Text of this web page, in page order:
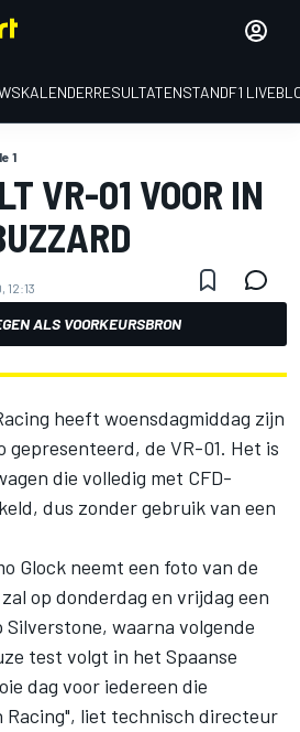
KALENDERRESULTATENSTANDF1
1
VR-01 VOOR IN
12:13
ALS VOORKEURSBRON
heeft woensdagmiddag zijn
gepresenteerd, de VR-01. Het is
die volledig met CFD-
dus zonder gebruik van een
Glock neemt een foto van de
op donderdag en vrijdag een
waarna volgende
test volgt in het Spaanse
dag voor iedereen die
Racing", liet technisch directeur